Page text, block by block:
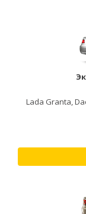
Lada Granta,